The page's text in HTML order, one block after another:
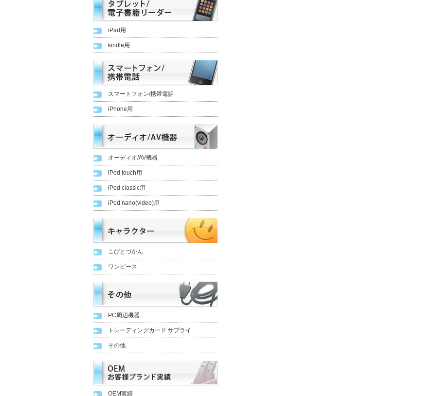
iPad用
kindle用
スマートフォン/携帯電話
iPhone用
オーディオ/AV機器
iPod touch用
iPod classic用
iPod nano(video)用
こびとづかん
ワンピース
PC周辺機器
トレーディングカード サプライ
その他
OEM実績